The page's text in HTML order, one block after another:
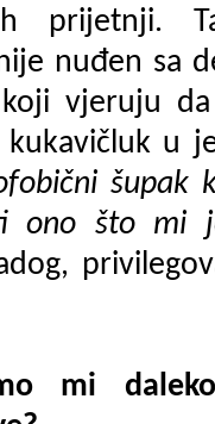
prijetnji.
nuđen sa
vjeruju
kukavičluk u
šupak
ono što mi
mi